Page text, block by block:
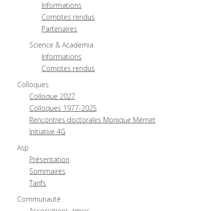
Informations
Comptes rendus
Partenaires
Science & Academia
Informations
Comptes rendus
Colloques
Colloque 2027
Colloques 1977-2025
Rencontres doctorales Monique Mémet
Initiative 4G
Asp
Présentation
Sommaires
Tarifs
Communauté